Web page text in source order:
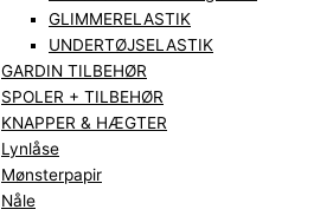
GLIMMERELASTIK
UNDERTØJSELASTIK
GARDIN TILBEHØR
SPOLER + TILBEHØR
KNAPPER & HÆGTER
Lynlåse
Mønsterpapir
Nåle